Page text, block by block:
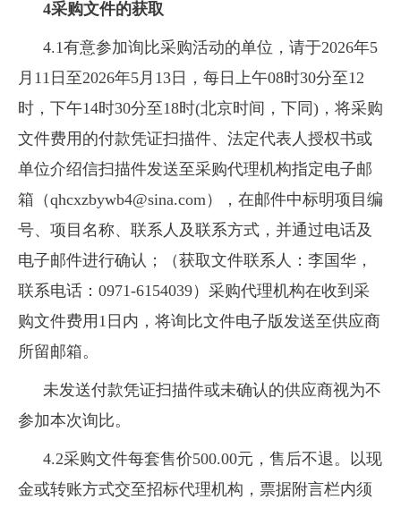
4采购文件的获取
4.1有意参加询比采购活动的单位，请于2026年5
月11日至2026年5月13日，每日上午08时30分至12
时，下午14时30分至18时(北京时间，下同)，将采购
文件费用的付款凭证扫描件、法定代表人授权书或
单位介绍信扫描件发送至采购代理机构指定电子邮
箱（qhcxzbywb4@sina.com），在邮件中标明项目编
号、项目名称、联系人及联系方式，并通过电话及
电子邮件进行确认；（获取文件联系人：李国华，
联系电话：0971-6154039）采购代理机构在收到采
购文件费用1日内，将询比文件电子版发送至供应商
所留邮箱。
未发送付款凭证扫描件或未确认的供应商视为不
参加本次询比。
4.2采购文件每套售价500.00元，售后不退。以现
金或转账方式交至招标代理机构，票据附言栏内须